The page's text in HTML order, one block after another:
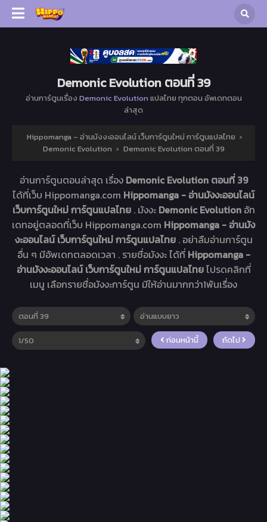
Demonic Evolution ตอนที่ 39
อ่านการ์ตูนเรื่อง Demonic Evolution แปลไทย ทุกตอน อัพเดทตอน
ล่าสุด
Hippomanga – อ่านมังงะออนไลน์ เว็บการ์ตูนใหม่ การ์ตูนแปลไทย ›
Demonic Evolution › Demonic Evolution ตอนที่ 39
อ่านการ์ตูนตอนล่าสุด เรื่อง Demonic Evolution ตอนที่ 39
ได้ที่เว็บ Hippomanga.com Hippomanga - อ่านมังงะออนไลน์
เว็บการ์ตูนใหม่ การ์ตูนแปลไทย . มังงะ Demonic Evolution อัท
เดทอยู่ตลอดที่เว็บ Hippomanga.com Hippomanga - อ่านมัง
งะออนไลน์ เว็บการ์ตูนใหม่ การ์ตูนแปลไทย . อย่าลืมอ่านการ์ตูน
อื่น ๆ มีอัพเดทตลอดเวลา . รายชื่อมังงะ ได้ที่ Hippomanga -
อ่านมังงะออนไลน์ เว็บการ์ตูนใหม่ การ์ตูนแปลไทยโปรดคลิกที่
เมนู เลือกรายชื่อมังงะการ์ตูน มีให้อ่านมากกว่า1พันเรื่อง
ก่อนหน้านี้ ถัดไป